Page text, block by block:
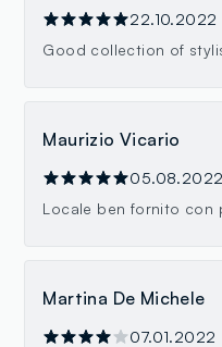
22.10.2022
Good collection of
Maurizio Vicario
05.08.2022
Locale ben fornito con
Martina De Michele
07.01.2022